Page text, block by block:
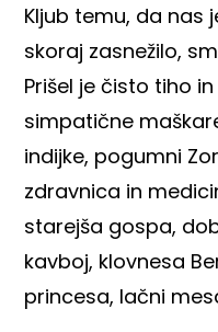
Kljub temu, da nas
skoraj zasnežilo,
Prišel je čisto tiho
simpatične
indijke, pogumni
zdravnica in
starejša gospa,
kavboj, klovnesa
princesa, lačni